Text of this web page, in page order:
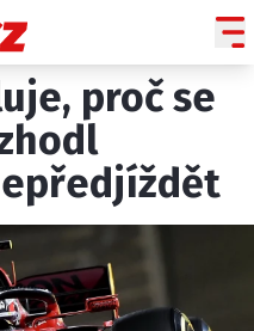
LINE
GP
proč se